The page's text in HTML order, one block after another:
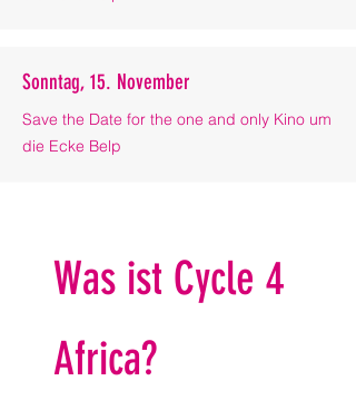
Sonntag, 15. November
Save the Date for the one and only Kino um
die Ecke Belp
Was ist Cycle 4
Africa?